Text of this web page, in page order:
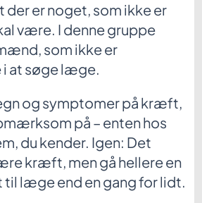
der er noget, som ikke er
være. I denne gruppe
som ikke er
at søge læge.
og symptomer på kræft,
på – enten hos
du kender. Igen: Det
kræft, men gå hellere en
til læge end en gang for lidt.